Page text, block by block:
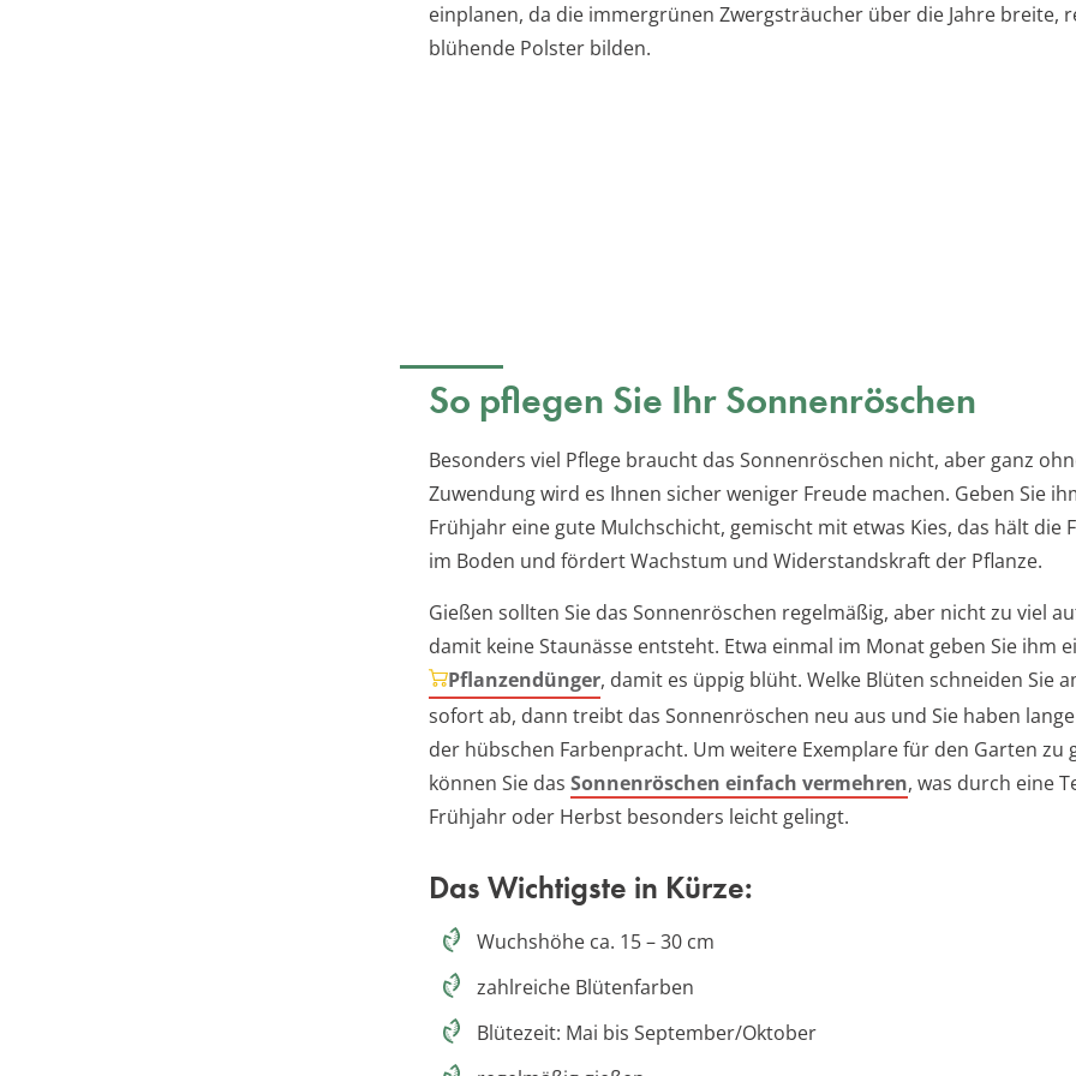
einplanen, da die immergrünen Zwergsträucher über die Jahre breite,
blühende Polster bilden.
So pflegen Sie Ihr Sonnenröschen
Besonders viel Pflege braucht das Sonnenröschen nicht, aber ganz
Zuwendung wird es Ihnen sicher weniger Freude machen. Geben Sie
Frühjahr eine gute Mulchschicht, gemischt mit etwas Kies, das hält die
im Boden und fördert Wachstum und Widerstandskraft der Pflanze.
Gießen sollten Sie das Sonnenröschen regelmäßig, aber nicht zu viel
damit keine Staunässe entsteht. Etwa einmal im Monat geben Sie ihm
Pflanzendünger, damit es üppig blüht. Welke Blüten schneiden Sie
sofort ab, dann treibt das Sonnenröschen neu aus und Sie haben
der hübschen Farbenpracht. Um weitere Exemplare für den Garten zu
können Sie das Sonnenröschen einfach vermehren, was durch eine
Frühjahr oder Herbst besonders leicht gelingt.
Das Wichtigste in Kürze:
Wuchshöhe ca. 15 – 30 cm
zahlreiche Blütenfarben
Blütezeit: Mai bis September/Oktober